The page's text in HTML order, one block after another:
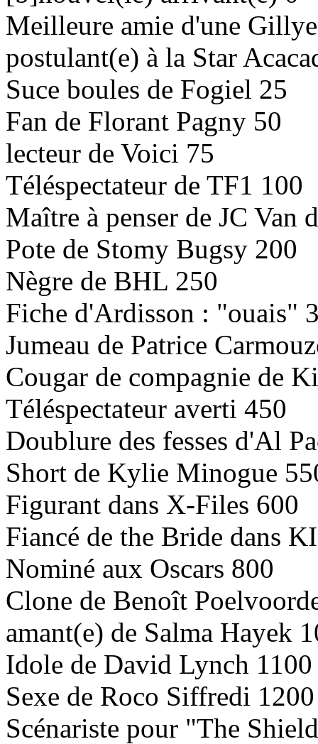
Meilleure amie d'une
postulant(e) à la Star
Suce boules de Fogiel 25
Fan de Florant Pagny 50
lecteur de Voici 75
Téléspectateur de TF1 100
Maître à penser de JC Van
Pote de Stomy Bugsy 200
Nègre de BHL 250
Fiche d'Ardisson : "ouais"
Jumeau de Patrice
Cougar de compagnie de
Téléspectateur averti 450
Doublure des fesses d'Al
Short de Kylie Minogue
Figurant dans X-Files 600
Fiancé de the Bride dans
Nominé aux Oscars 800
Clone de Benoît
amant(e) de Salma Hayek
Idole de David Lynch 1100
Sexe de Roco Siffredi 1200
Scénariste pour "The